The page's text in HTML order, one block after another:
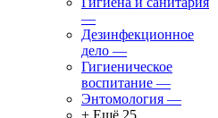
—
Дезинфекционное
дело —
Гигиеническое
воспитание —
Энтомология —
+ Ещё 25